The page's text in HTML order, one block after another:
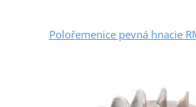
Polořemenice pevná hnacie